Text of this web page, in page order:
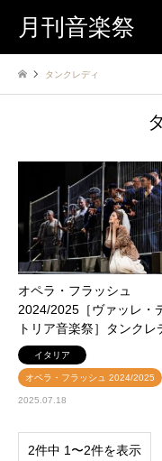
月刊音楽祭
タンクレディ
オペラ・フラッシュ
2024/2025［ヴァッレ・
トリア音楽祭］タンクレ
イタリア
オペラ・フラッシュ 2024/2025
2025.07.18
2件中 1〜2件を表示